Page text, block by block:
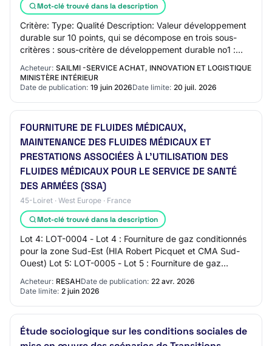
Mot-clé trouvé dans la description
Critère: Type: Qualité Description: Valeur développement
durable sur 10 points, qui se décompose en trois sous-
critères : sous-critère de développement durable no1 :
Acheteur: SAILMI -SERVICE ACHAT, INNOVATION ET LOGISTIQUE
MINISTÈRE INTÉRIEUR
Date de publication: 19 juin 2026Date limite: 20 juil. 2026
FOURNITURE DE FLUIDES MÉDICAUX,
MAINTENANCE DES FLUIDES MÉDICAUX ET
PRESTATIONS ASSOCIÉES À L'UTILISATION DES
FLUIDES MÉDICAUX POUR LE SERVICE DE SANTÉ
DES ARMÉES (SSA)
45-Loiret · West Europe · France
Mot-clé trouvé dans la description
Lot 4: LOT-0004 - Lot 4 : Fourniture de gaz conditionnés
pour la zone Sud-Est (HIA Robert Picquet et CMA Sud-
Ouest) Lot 5: LOT-0005 - Lot 5 : Fourniture de gaz
Acheteur: RESAHDate de publication: 22 avr. 2026
Date limite: 2 juin 2026
Étude sociologique sur les conditions sociales de